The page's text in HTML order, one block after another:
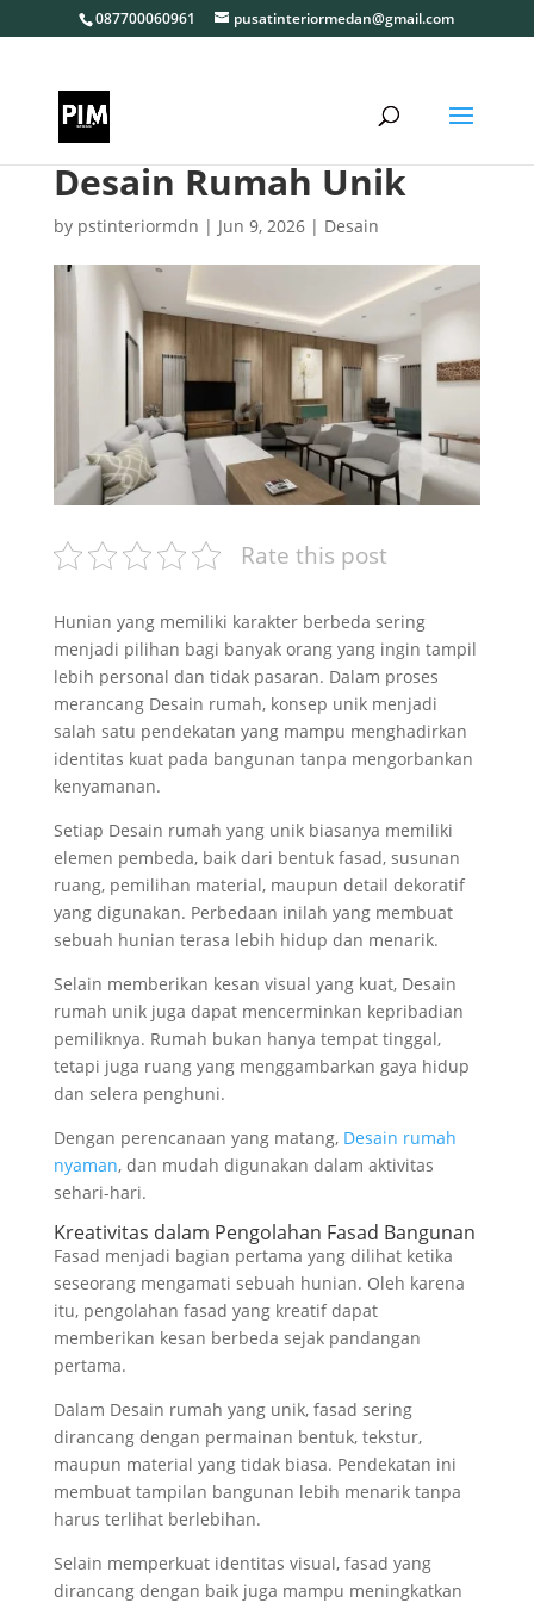
087700060961 pusatinteriormedan@gmail.com
Desain Rumah Unik
by pstinteriormdn | Jun 9, 2026| Desain
Rate this post
Hunian yang memiliki karakter berbeda sering
menjadi pilihan bagi banyak orang yang ingin tampil
lebih personal dan tidak pasaran. Dalam proses
merancang Desain rumah, konsep unik menjadi
salah satu pendekatan yang mampu menghadirkan
identitas kuat pada bangunan tanpa mengorbankan
kenyamanan.
Setiap Desain rumah yang unik biasanya memiliki
elemen pembeda, baik dari bentuk fasad, susunan
ruang, pemilihan material, maupun detail dekoratif
yang digunakan. Perbedaan inilah yang membuat
sebuah hunian terasa lebih hidup dan menarik.
Selain memberikan kesan visual yang kuat, Desain
rumah unik juga dapat mencerminkan kepribadian
pemiliknya. Rumah bukan hanya tempat tinggal,
tetapi juga ruang yang menggambarkan gaya hidup
dan selera penghuni.
Dengan perencanaan yang matang, Desain rumah
nyaman, dan mudah digunakan dalam aktivitas
sehari-hari.
Kreativitas dalam Pengolahan Fasad Bangunan
Fasad menjadi bagian pertama yang dilihat ketika
seseorang mengamati sebuah hunian. Oleh karena
itu, pengolahan fasad yang kreatif dapat
memberikan kesan berbeda sejak pandangan
pertama.
Dalam Desain rumah yang unik, fasad sering
dirancang dengan permainan bentuk, tekstur,
maupun material yang tidak biasa. Pendekatan ini
membuat tampilan bangunan lebih menarik tanpa
harus terlihat berlebihan.
Selain memperkuat identitas visual, fasad yang
dirancang dengan baik juga mampu meningkatkan